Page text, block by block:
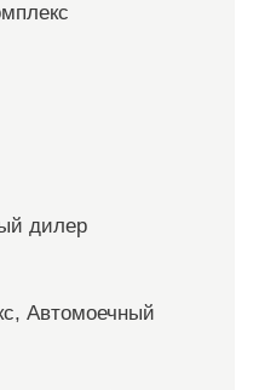
дилер
Автомоечный